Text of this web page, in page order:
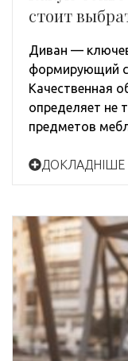
стоит
Диван —
формирующий
Качественная
определяет не
предметов
ДОКЛАДНІШЕ